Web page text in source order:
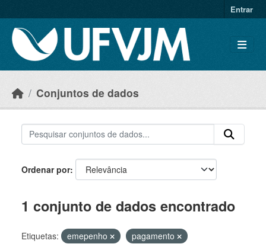
Entrar
Conjuntos de dados
Ordenar por
1 conjunto de dados encontrado
Etiquetas: emepenho
pagamento